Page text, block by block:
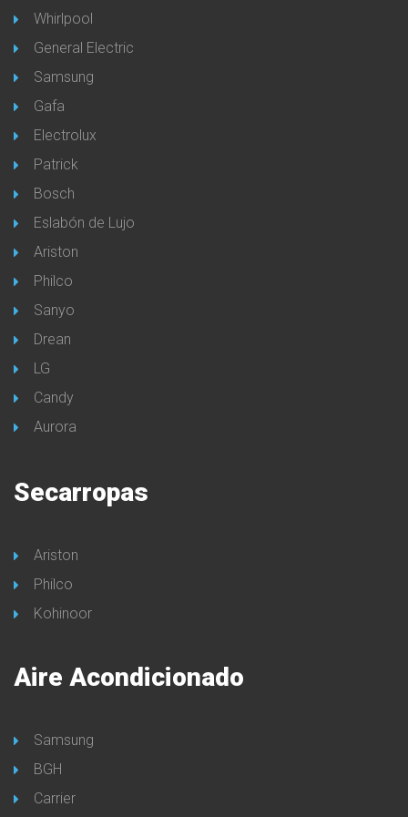
Whirlpool
General Electric
Samsung
Gafa
Electrolux
Patrick
Bosch
Eslabón de Lujo
Ariston
Philco
Sanyo
Drean
LG
Candy
Aurora
Secarropas
Ariston
Philco
Kohinoor
Aire Acondicionado
Samsung
BGH
Carrier